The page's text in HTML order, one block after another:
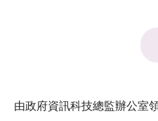
由政府資訊科技總監辦公室